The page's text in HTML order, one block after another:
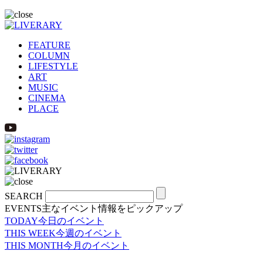
FEATURE
COLUMN
LIFESTYLE
ART
MUSIC
CINEMA
PLACE
SEARCH
EVENTS主なイベント情報をピックアップ
TODAY今日のイベント
THIS WEEK今週のイベント
THIS MONTH今月のイベント